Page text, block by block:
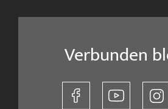
Verbunden